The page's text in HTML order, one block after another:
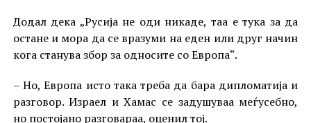
Додал дека „Русија не оди никаде, таа е тука за да
остане и мора да се вразуми на еден или друг начин
кога станува збор за односите со Европа“.
– Но, Европа исто така треба да бара дипломатија и
разговор. Израел и Хамас се задушуваа меѓусебно,
но постојано разговараа, оценил тој.